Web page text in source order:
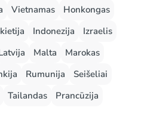
Vietnamas
Honkongas
Indonezija
Izraelis
Malta
Marokas
Rumunija
Seišeliai
Tailandas
Prancūzija